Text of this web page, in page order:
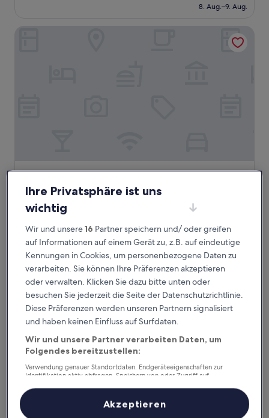
Bewertungen)
Preis
beträgt
8. Aug.–9. Aug.
DREAM By Stannum Hotel
DREAM By Stannum Hotel
3.5-
Sterne-
Unterkunft
San Pedro, 1,5 km von Seilbahnstation Armentia entfernt
von
10,
Außergewöhnlich,
(82
Bewertungen)
Preis
beträgt
63 €
63 €
24. Aug.–25. Aug.
Mitru Express
Ihre Privatsphäre ist uns
wichtig
Wir und unsere16 Partner speichern und/ oder greifen
auf Informationen auf einem Gerät zu, z.B. auf eindeutige
Kennungen in Cookies, um personenbezogene Daten zu
verarbeiten. Sie können Ihre Präferenzen akzeptieren
oder verwalten. Klicken Sie dazu bitte unten oder
besuchen Sie jederzeit die Seite der Datenschutzrichtlinie.
Diese Präferenzen werden unseren Partnern signalisiert
und haben keinen Einfluss auf Surfdaten.
Wir und unsere Partner verarbeiten Daten, um
Folgendes bereitzustellen:
Verwendung genauer Standortdaten. Endgeräteeigenschaften zur
Identifikation aktiv abfragen. Speichern von oder Zugriff auf
Inhalte, Messung von Werbeleistung und der Performance von Inhalten,
Zielgruppenforschung sowie Entwicklung und Verbesserung von
Akzeptieren